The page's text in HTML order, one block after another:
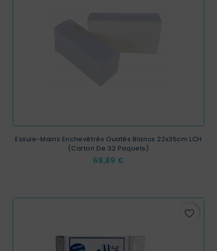
Essuie-Mains Enchevêtrés Ouatés Blancs 22x35cm LCH
(carton De 32 Paquets)
Prix
68,89 €
favorite_border